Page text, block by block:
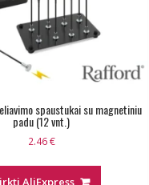
spaustukai su magnetiniu
padu (12 vnt.)
2.46€
AliExpress